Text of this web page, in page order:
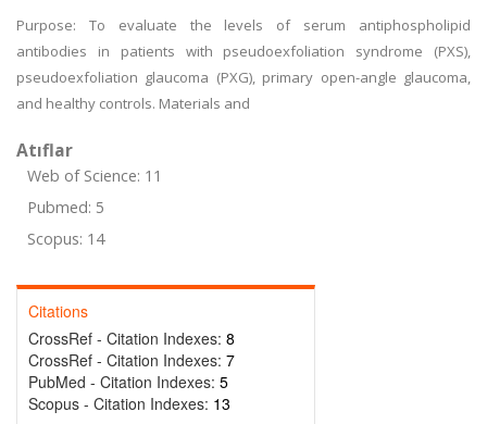
Purpose: To evaluate the levels of serum antiphospholipid
antibodies in patients with pseudoexfoliation syndrome (PXS),
pseudoexfoliation glaucoma (PXG), primary open-angle glaucoma,
and healthy controls. Materials and
Atıflar
Web of Science: 11
Pubmed: 5
Scopus: 14
Citations
CrossRef - Citation Indexes: 8
CrossRef - Citation Indexes: 7
PubMed - Citation Indexes: 5
Scopus - Citation Indexes: 13